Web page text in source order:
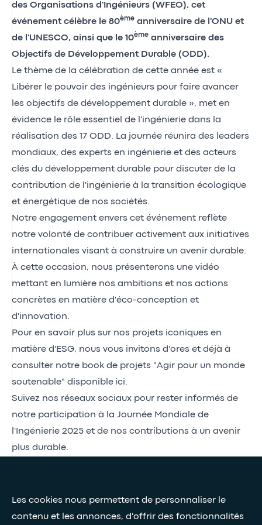
Les cookies nous permettent de personnaliser le
contenu et les annonces, d'offrir des fonctionnalités
des Organisations d'Ingénieurs (WFEO), cet
événement célèbre le 80ème anniversaire de l'ONU et
de l'UNESCO, ainsi que le 10ème anniversaire des
Objectifs de Développement Durable (ODD).
Le thème de la célébration de cette année est «
Libérer le pouvoir des ingénieurs pour faire avancer
les objectifs de développement durable », met en
évidence le rôle essentiel de l'ingénierie dans la
réalisation des 17 ODD. La journée réunira des leaders
mondiaux, des experts en ingénierie et des acteurs
clés du développement durable pour discuter de la
contribution de l'ingénierie à la transition écologique
et énergétique de nos sociétés.
Notre engagement envers cet événement reflète
notre volonté de contribuer activement aux initiatives
internationales visant à construire un avenir durable.
À cette occasion, nous présenterons une vidéo
mettant en lumière nos ambitions et nos actions
concrètes en matière d'éco-conception et
d'innovation.
Pour en savoir plus sur nos projets iconiques en
matière d'ESG, nous vous invitons d'ores et déjà à
consulter notre book de projets "Agir pour un monde
soutenable" disponible ici.
Suivez nos réseaux sociaux pour rester informés de
notre participation à la Journée Mondiale de
l'Ingénierie 2025 et de nos contributions à un avenir
plus durable.
Nos livres blancs